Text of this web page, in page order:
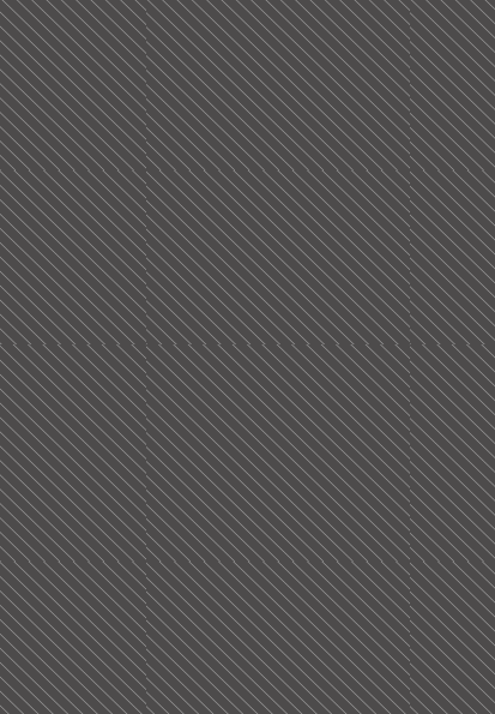
0
0 commentaire
Rédigez un commentaire...